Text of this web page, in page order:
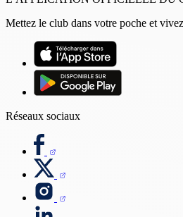
Mettez le club dans votre poche et
Réseaux sociaux